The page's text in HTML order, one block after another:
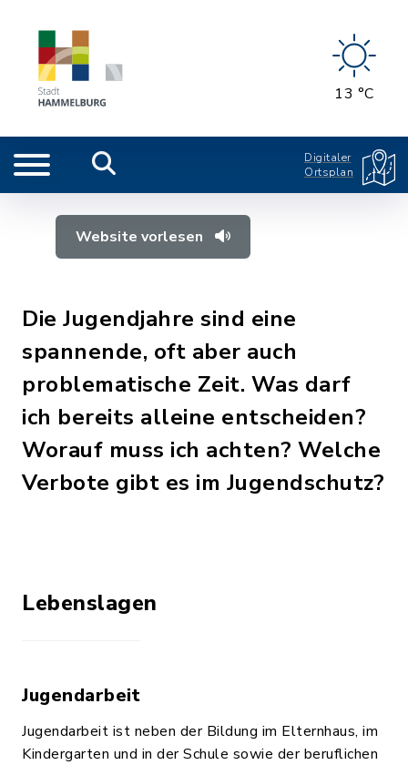
13 °C
Digitaler
Ortsplan
Website vorlesen
Die Jugendjahre sind eine
spannende, oft aber auch
problematische Zeit. Was darf
ich bereits alleine entscheiden?
Worauf muss ich achten? Welche
Verbote gibt es im Jugendschutz?
Lebenslagen
Jugendarbeit
Jugendarbeit ist neben der Bildung im Elternhaus, im
Kindergarten und in der Schule sowie der beruflichen